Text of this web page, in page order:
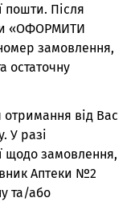
пошти. Після
«ОФОРМИТИ
замовлення,
остаточну
від Вас
У разі
щодо замовлення,
Аптеки №2
та/або